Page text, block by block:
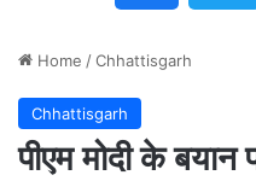
Home /Chhattisgarh
Chhattisgarh
पीएम मोदी के